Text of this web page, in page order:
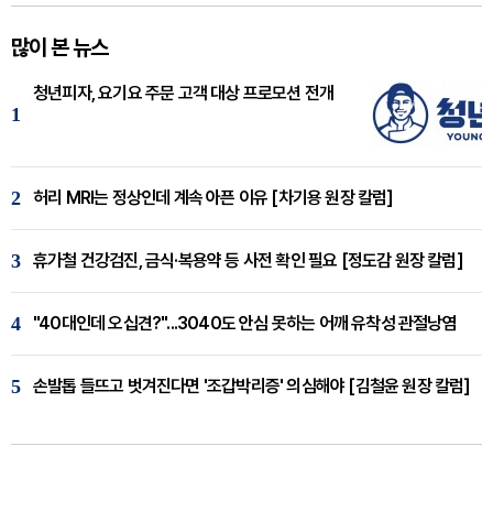
많이 본 뉴스
1
청년피자, 요기요 주문 고객 대상 프로모션 전개
2 허리 MRI는 정상인데 계속 아픈 이유 [차기용 원장 칼럼]
3 휴가철 건강검진, 금식·복용약 등 사전 확인 필요 [정도감 원장 칼럼]
4 "40대인데 오십견?"...3040도 안심 못하는 어깨 유착성 관절낭염
5 손발톱 들뜨고 벗겨진다면 '조갑박리증' 의심해야 [김철윤 원장 칼럼]